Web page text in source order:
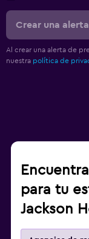
Crear una alerta
Al crear una alerta de
nuestra política de
para tu
Jackson